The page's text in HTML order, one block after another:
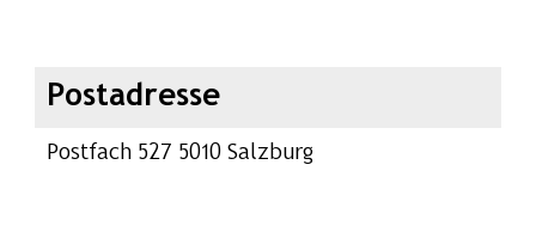
Postadresse
Postfach 527 5010 Salzburg